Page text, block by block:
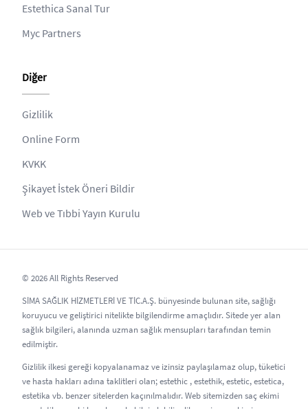
Estethica Sanal Tur
Myc Partners
Diğer
Gizlilik
Online Form
KVKK
Şikayet İstek Öneri Bildir
Web ve Tıbbi Yayın Kurulu
© 2026 All Rights Reserved
SİMA SAĞLIK HİZMETLERİ VE TİC.A.Ş. bünyesinde bulunan site, sağlığı
koruyucu ve geliştirici nitelikte bilgilendirme amaçlıdır. Sitede yer alan
sağlık bilgileri, alanında uzman sağlık mensupları tarafından temin
edilmiştir.
Gizlilik ilkesi gereği kopyalanamaz ve izinsiz paylaşılamaz olup, tüketici
ve hasta hakları adına taklitleri olan; estethic , estethik, estetic, estetica,
estetika vb. benzer sitelerden kaçınılmalıdır. Web sitemizden saç ekimi